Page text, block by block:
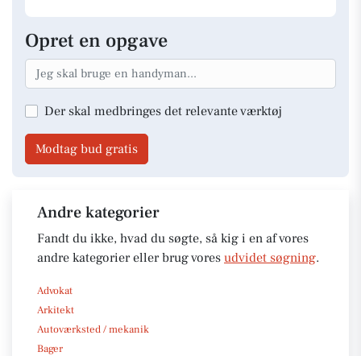
Opret en opgave
Der skal medbringes det relevante værktøj
Modtag bud gratis
Andre kategorier
Fandt du ikke, hvad du søgte, så kig i en af vores
andre kategorier eller brug vores udvidet søgning.
Advokat
Arkitekt
Autoværksted / mekanik
Bager